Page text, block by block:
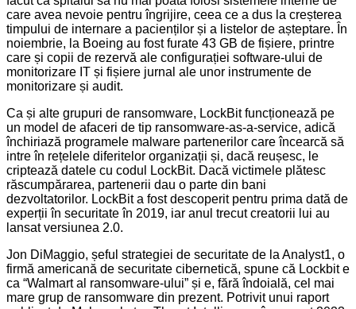
care avea nevoie pentru îngrijire, ceea ce a dus la creșterea
timpului de internare a pacienților și a listelor de așteptare. În
noiembrie, la Boeing au fost furate 43 GB de fișiere, printre
care și copii de rezervă ale configurației software-ului de
monitorizare IT și fișiere jurnal ale unor instrumente de
monitorizare și audit.
Ca și alte grupuri de ransomware, LockBit funcționează pe
un model de afaceri de tip ransomware-as-a-service, adică
închiriază programele malware partenerilor care încearcă să
intre în rețelele diferitelor organizații și, dacă reușesc, le
criptează datele cu codul LockBit. Dacă victimele plătesc
răscumpărarea, partenerii dau o parte din bani
dezvoltatorilor. LockBit a fost descoperit pentru prima dată de
experții în securitate în 2019, iar anul trecut creatorii lui au
lansat versiunea 2.0.
Jon DiMaggio, șeful strategiei de securitate de la Analyst1, o
firmă americană de securitate cibernetică, spune că Lockbit e
ca “Walmart al ransomware-ului” și e, fără îndoială, cel mai
mare grup de ransomware din prezent. Potrivit unui raport